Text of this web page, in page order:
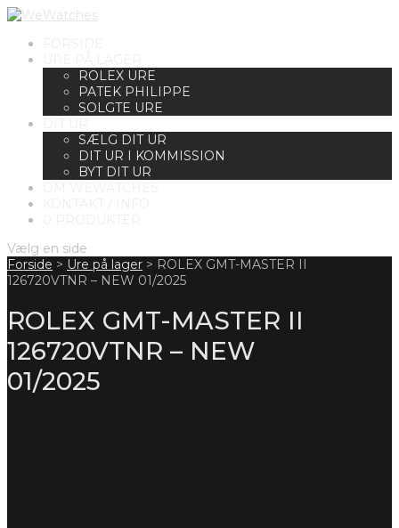
ROLEX URE
PATEK PHILIPPE
SOLGTE URE
SÆLG DIT UR
DIT UR I KOMMISSION
BYT DIT UR
Vælg en side
Forside > Ure på lager > ROLEX GMT-MASTER II
126720VTNR – NEW 01/2025
ROLEX GMT-MASTER II
126720VTNR – NEW
01/2025